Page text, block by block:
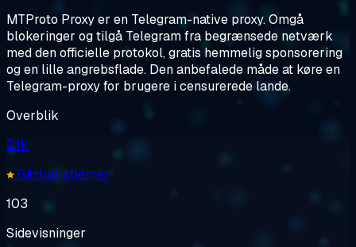
MTProto Proxy er en Telegram-native proxy. Omgå
blokeringer og tilgå Telegram fra begrænsede netværk
med den officielle protokol, gratis hemmelig sponsorering
og en lille angrebsflade. Den anbefalede måde at køre en
Telegram-proxy for brugere i censurerede lande.
Overblik
2.1k
GitHub-stjerner
103
Sidevisninger